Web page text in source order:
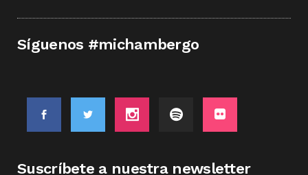
Síguenos #michambergo
Suscríbete a nuestra newsletter